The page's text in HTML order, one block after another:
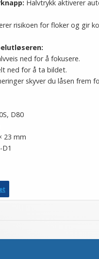
Halvtrykk aktiverer
risikoen for floker og gir
ned for å fokusere.
ned for å ta bildet.
skyver du låsen frem
D80
23 mm